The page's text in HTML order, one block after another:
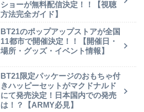
ショーが無料配信決定！！【視聴
方法完全ガイド】
BT21のポップアップストアが全国
11都市で開催決定！！【開催日・
場所・グッズ・イベント情報】
BT21限定パッケージのおもちゃ付
きハッピーセットがマクドナルド
にて発売決定！日本国内での発売
は！？【ARMY必見】